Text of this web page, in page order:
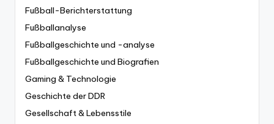
Fußball-Berichterstattung
Fußballanalyse
Fußballgeschichte und -analyse
Fußballgeschichte und Biografien
Gaming & Technologie
Geschichte der DDR
Gesellschaft & Lebensstile